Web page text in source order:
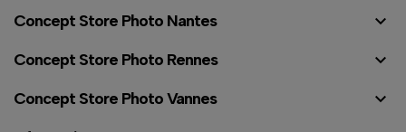
Concept Store Photo Nantes 
Concept Store Photo Rennes 
Concept Store Photo Vannes 